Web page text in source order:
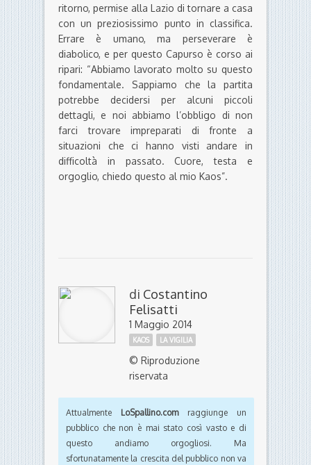
ritorno, permise alla Lazio di tornare a casa
con un preziosissimo punto in classifica.
Errare è umano, ma perseverare è
diabolico, e per questo Capurso è corso ai
ripari: “Abbiamo lavorato molto su questo
fondamentale. Sappiamo che la partita
potrebbe decidersi per alcuni piccoli
dettagli, e noi abbiamo l’obbligo di non
farci trovare impreparati di fronte a
situazioni che ci hanno visti andare in
difficoltà in passato. Cuore, testa e
orgoglio, chiedo questo al mio Kaos”.
di Costantino
Felisatti
1 Maggio 2014
KAOS LA VIGILIA
© Riproduzione
riservata
Attualmente LoSpallino.comraggiunge un
pubblico che non è mai stato così vasto e di
questo andiamo orgogliosi. Ma
sfortunatamente la crescita del pubblico non va